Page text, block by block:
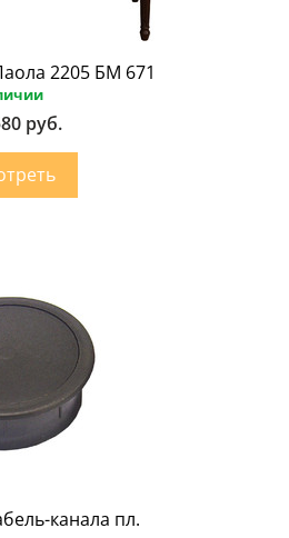
2205 БМ 671
руб.
канала пл.